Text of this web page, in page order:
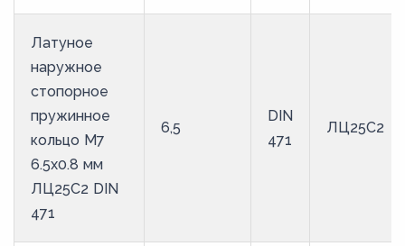
Латуное
наружное
стопорное
пружинное
кольцо M7
6.5х0.8 мм
ЛЦ25С2 DIN
471
6,5
DIN
471
ЛЦ25С2